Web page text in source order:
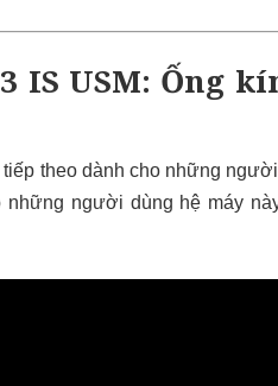
IS USM: Ống
theo dành cho những
người dùng hệ máy